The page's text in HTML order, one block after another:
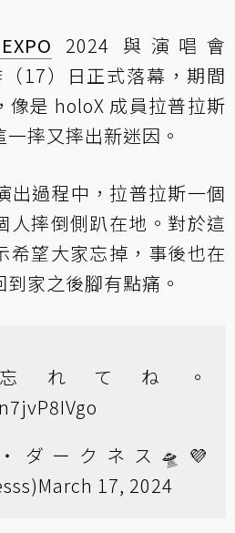
2024 與演唱會
17）日正式落幕，期間
像是 holoX 成員拉普拉斯
摔又摔出新迷因。
出過程中，拉普拉斯一個
人摔倒側趴在地。對於這
希望大家忘掉，事後也在
家之後腳有點痛。
れてね。
ダークネス🛸💜
March 17, 2024